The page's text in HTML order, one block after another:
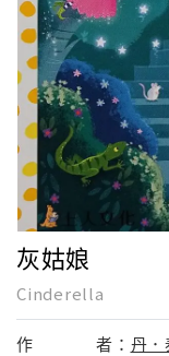
灰姑娘
Cinderella
作 者： 丹．